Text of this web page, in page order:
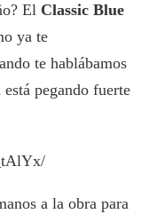
El Classic Blue
ya te
te hablábamos
está pegando fuerte
a la obra para